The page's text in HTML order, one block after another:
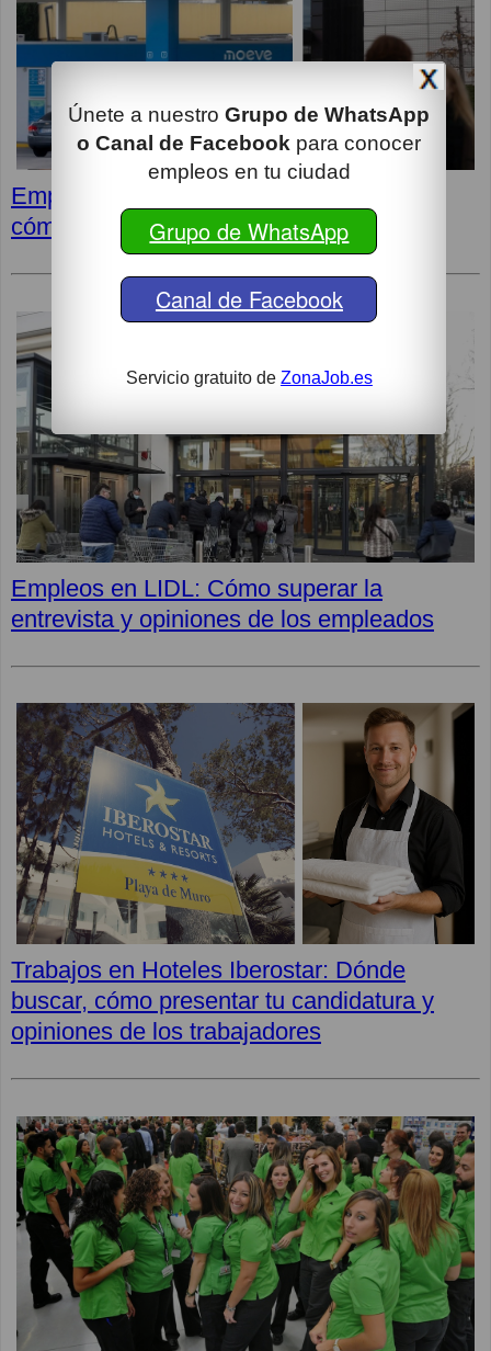
Únete a nuestro Grupo de WhatsApp
o Canal de Facebook para conocer
empleos en tu ciudad
Grupo de WhatsApp
Canal de Facebook
Servicio gratuito de ZonaJob.es
Empleos en MOEVE: Últimas vacantes,
cómo postular y superar la entrevista
Empleos en LIDL: Cómo superar la
entrevista y opiniones de los empleados
Trabajos en Hoteles Iberostar: Dónde
buscar, cómo presentar tu candidatura y
opiniones de los trabajadores